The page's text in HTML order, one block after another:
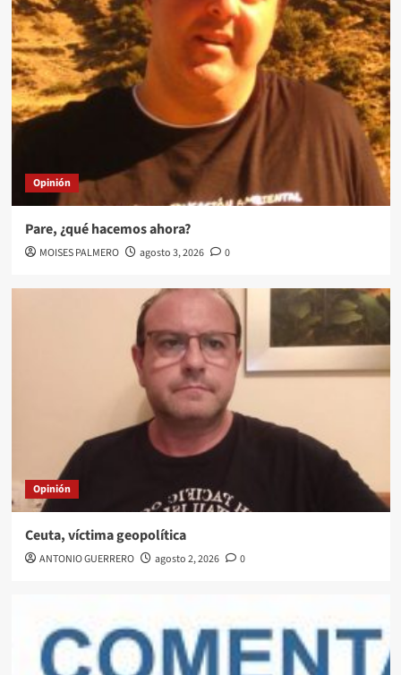
Opinión
Pare, ¿qué hacemos ahora?
MOISES PALMERO agosto 3, 2026 0
Opinión
Ceuta, víctima geopolítica
ANTONIO GUERRERO agosto 2, 2026 0